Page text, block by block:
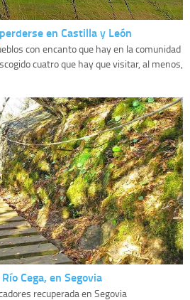
en Castilla y León
con encanto que hay en la comunidad
cuatro que hay que visitar, al menos,
Cega, en Segovia
recuperada en Segovia